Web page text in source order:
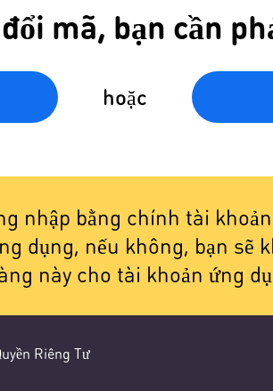
mã, bạn cần
hoặc
nhập bằng chính tài
dụng, nếu không, bạn sẽ
này cho tài khoản ứng
Riêng Tư